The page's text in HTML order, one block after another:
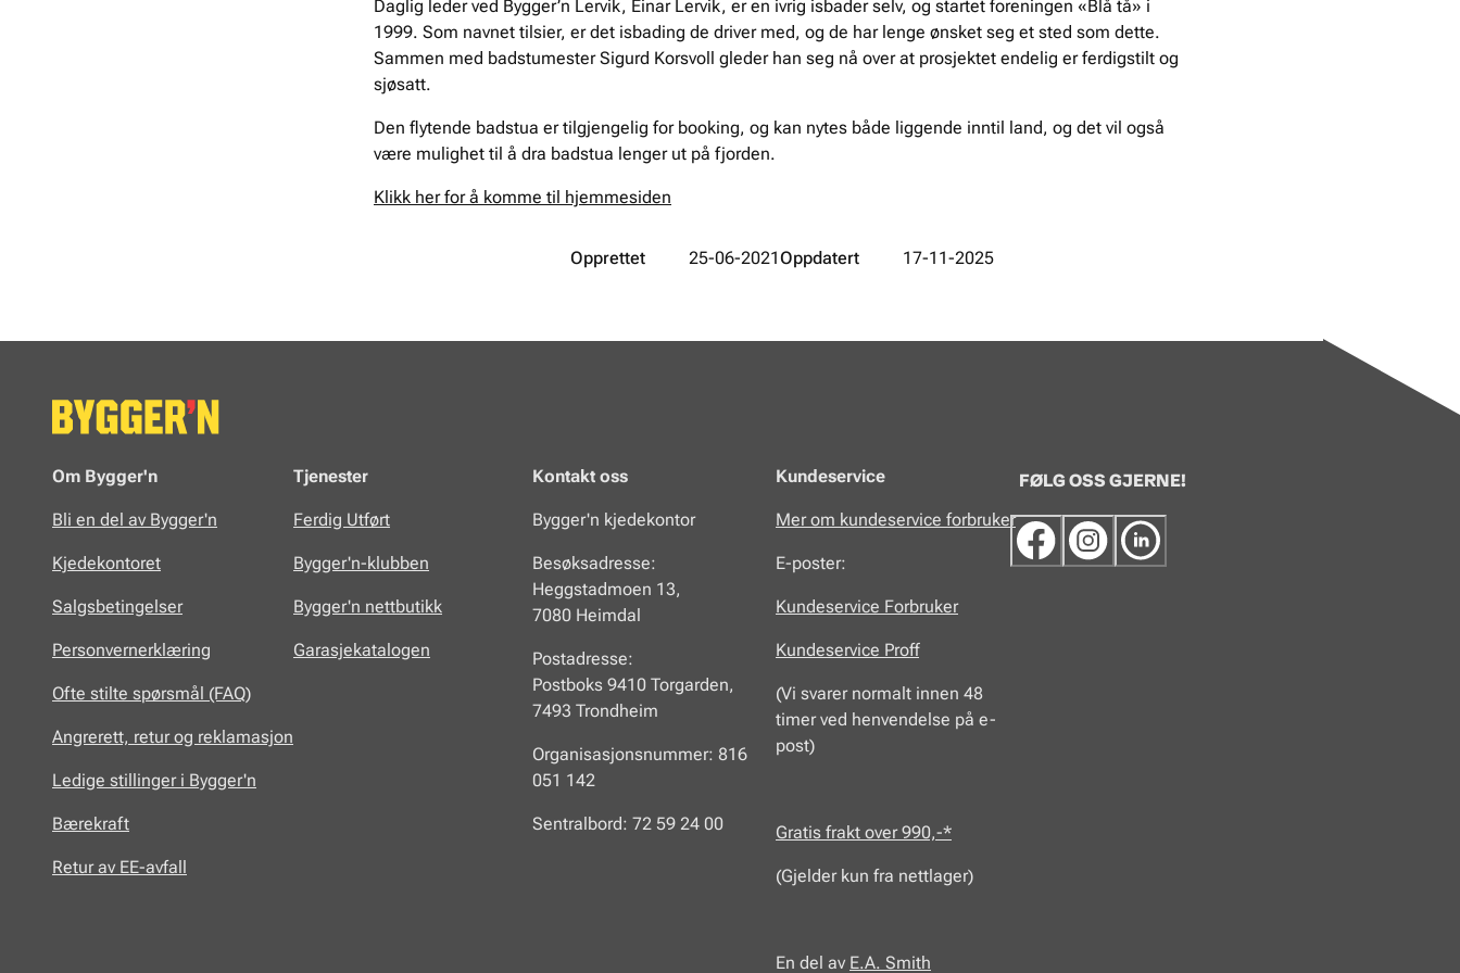
Daglig leder ved Bygger’n Lervik, Einar Lervik, er en ivrig isbader selv, og startet foreningen «Blå tå» i
1999. Som navnet tilsier, er det isbading de driver med, og de har lenge ønsket seg et sted som dette.
Sammen med badstumester Sigurd Korsvoll gleder han seg nå over at prosjektet endelig er ferdigstilt og
sjøsatt.
Den flytende badstua er tilgjengelig for booking, og kan nytes både liggende inntil land, og det vil også
være mulighet til å dra badstua lenger ut på fjorden.
Klikk her for å komme til hjemmesiden
Opprettet 25-06-2021Oppdatert 17-11-2025
Om Bygger'n
Bli en del av Bygger'n
Kjedekontoret
Salgsbetingelser
Personvernerklæring
Ofte stilte spørsmål (FAQ)
Angrerett, retur og reklamasjon
Ledige stillinger i Bygger'n
Bærekraft
Retur av EE-avfall
Tjenester
Ferdig Utført
Bygger'n-klubben
Bygger'n nettbutikk
Garasjekatalogen
Kontakt oss
Bygger'n kjedekontor
Besøksadresse:
Heggstadmoen 13,
7080 Heimdal
Postadresse:
Postboks 9410 Torgarden,
7493 Trondheim
Organisasjonsnummer: 816
051 142
Sentralbord: 72 59 24 00
Kundeservice
Mer om kundeservice forbruker
E-poster:
Kundeservice Forbruker
Kundeservice Proff
(Vi svarer normalt innen 48
timer ved henvendelse på e-
post)
Gratis frakt over 990,-*
(Gjelder kun fra nettlager)
En del av E.A. Smith
FØLG OSS GJERNE!